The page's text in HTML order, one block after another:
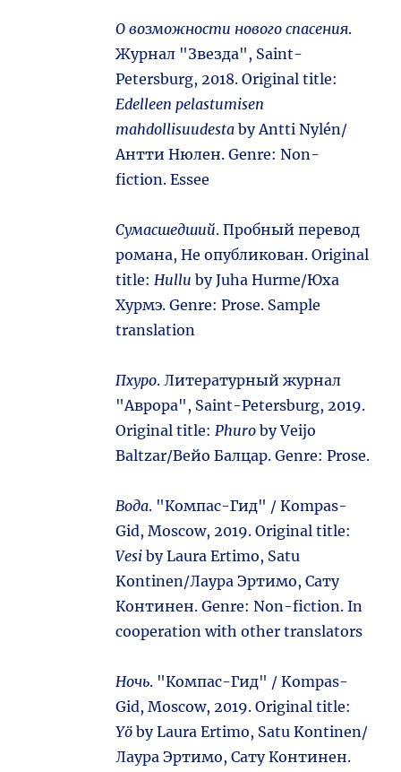
О возможности нового спасения.
Журнал "Звезда", Saint-
Petersburg, 2018. Original title:
Edelleen pelastumisen
mahdollisuudesta by Antti Nylén/
Антти Нюлен. Genre: Non-
fiction. Essee
Сумасшедший. Пробный перевод
романа, Не опубликован. Original
title:Hullu by Juha Hurme/Юха
Хурмэ. Genre: Prose. Sample
translation
Пхуро. Литературный журнал
"Аврора", Saint-Petersburg, 2019.
Original title:Phuro by Veijo
Baltzar/Вейо Балцар. Genre: Prose.
Вода. "Компас-Гид" / Kompas-
Gid, Moscow, 2019. Original title:
Vesi by Laura Ertimo, Satu
Kontinen/Лаура Эртимо, Сату
Континен. Genre: Non-fiction. In
cooperation with other translators
Ночь. "Компас-Гид" / Kompas-
Gid, Moscow, 2019. Original title:
Yö by Laura Ertimo, Satu Kontinen/
Лаура Эртимо, Сату Континен.